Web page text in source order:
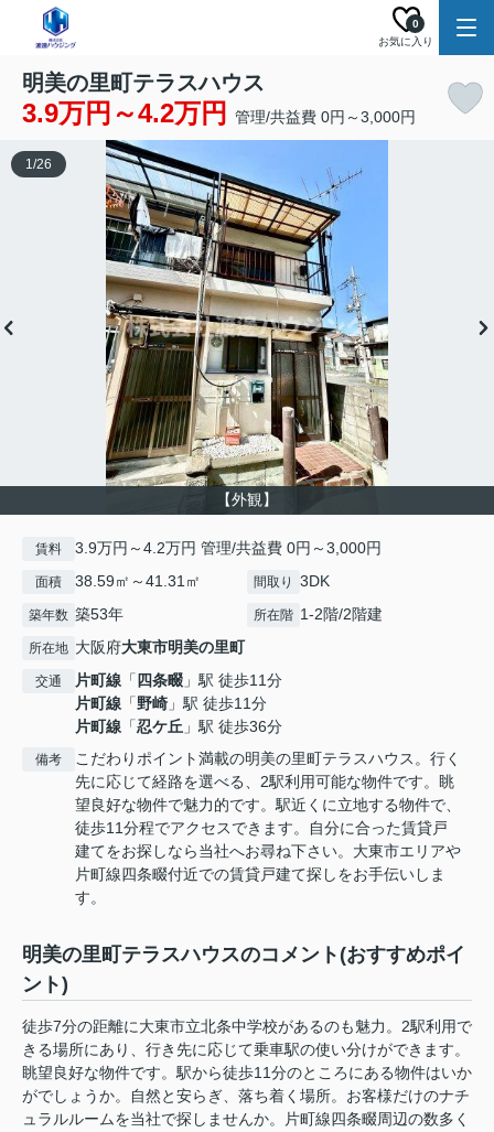
お気に入り
0
明美の里町テラスハウス
3.9万円～4.2万円 管理/共益費 0円～3,000円
【外観】
1/26
賃料 3.9万円～4.2万円 管理/共益費 0円～3,000円
面積 38.59㎡～41.31㎡ 間取り 3DK
築年数 築53年 所在階 1-2階/2階建
所在地 大阪府大東市明美の里町
交通 片町線 「 四条畷 」駅 徒歩11分
片町線 「野崎 」駅 徒歩11分
片町線 「忍ケ丘 」駅 徒歩36分
備考
こだわりポイント満載の明美の里町テラスハウス。行く
先に応じて経路を選べる、2駅利用可能な物件です。眺
望良好な物件で魅力的です。駅近くに立地する物件で、
徒歩11分程でアクセスできます。自分に合った賃貸戸
建てをお探しなら当社へお尋ね下さい。大東市エリアや
片町線四条畷付近での賃貸戸建て探しをお手伝いしま
す。
明美の里町テラスハウスのコメント(おすすめポイ
ント)
徒歩7分の距離に大東市立北条中学校があるのも魅力。2駅利用で
きる場所にあり、行き先に応じて乗車駅の使い分けができます。
眺望良好な物件です。駅から徒歩11分のところにある物件はいか
がでしょうか。自然と安らぎ、落ち着く場所。お客様だけのナチ
ュラルルームを当社で探しませんか。片町線四条畷周辺の数多く